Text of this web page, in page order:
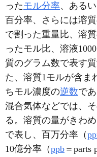
ったモル分率、ある
百分率、さらには溶
で割った重量比、溶
ったモル比、溶液
質のグラム数で表す
た、溶質1モルが含ま
ちモル濃度の逆数で
混合気体などでは、
る。溶質の量がきわ
で表し、百万分率（
10億分率（ppb ＝parts